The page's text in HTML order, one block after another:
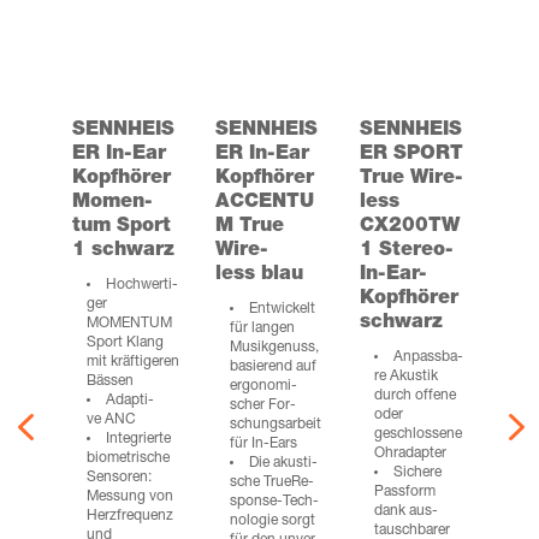
SENNHEIS
ER In-Ear
Kopf­hö­rer
Momen­
tum Sport
1 schwarz
Hoch­wer­ti­
ger
MOMENTUM
Sport Klang
mit kräf­ti­ge­ren
Bässen
Adap­ti­
ve ANC
Inte­grier­te
bio­me­tri­sche
Sen­so­ren:
Mes­sung von
Herz­fre­quenz
und
SENNHEIS
ER In-Ear
Kopf­hö­rer
ACCENTU
M True
Wire­
less blau
Ent­wi­ckelt
für lan­gen
Musik­ge­nuss,
basie­rend auf
ergo­no­mi­
scher For­
schungs­ar­beit
für In-Ears
Die akus­ti­
sche True­Re­
spon­se-Tech­
no­lo­gie sorgt
SENNHEIS
ER SPORT
True Wire­
less
CX200TW
1 Ste­reo-
In-Ear-
Kopf­hö­rer
schwarz
Anpass­ba­
re Akus­tik
durch offe­ne
oder
geschlos­se­ne
Ohradapter
Siche­re
Pass­form
dank aus­
tausch­ba­rer